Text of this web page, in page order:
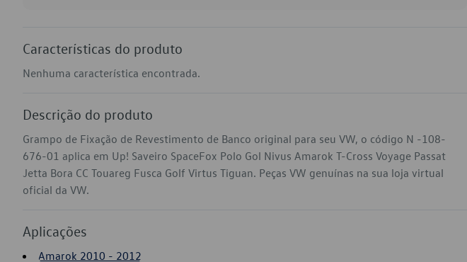
Características do produto
Nenhuma característica encontrada.
Descrição do produto
Grampo de Fixação de Revestimento de Banco original para seu VW, o código N -108-
676-01 aplica em Up! Saveiro SpaceFox Polo Gol Nivus Amarok T-Cross Voyage Passat
Jetta Bora CC Touareg Fusca Golf Virtus Tiguan. Peças VW genuínas na sua loja virtual
oficial da VW.
Aplicações
Amarok 2010 - 2012